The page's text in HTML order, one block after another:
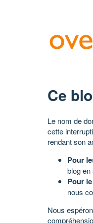
Ce
Le nom de
cette
rendant son
Pour
blog
Pour
nous
Nous